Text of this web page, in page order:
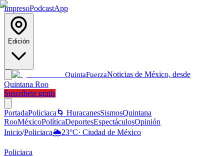
ImpresoPodcastApp
Edición
QuintaFuerzaNoticias de México, desde
Quintana Roo
Suscríbete gratis
PortadaPoliciaca 🌀 HuracanesSismosQuintana
RooMéxicoPolíticaDeportesEspectáculosOpinión
Inicio/Policiaca🌦️23°C· Ciudad de México
Policiaca